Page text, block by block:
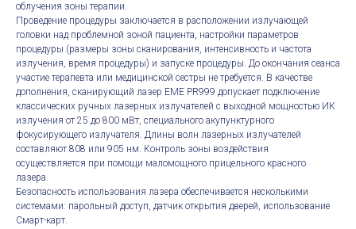
облучения зоны терапии.
Проведение процедуры заключается в расположении излучающей
головки над проблемной зоной пациента, настройки параметров
процедуры (размеры зоны сканирования, интенсивность и частота
излучения, время процедуры) и запуске процедуры. До окончания сеанса
участие терапевта или медицинской сестры не требуется. В качестве
дополнения, сканирующий лазер EME PR999 допускает подключение
классических ручных лазерных излучателей с выходной мощностью ИК
излучения от 25 до 800 мВт, специального акупунктурного
фокусирующего излучателя. Длины волн лазерных излучателей
составляют 808 или 905 нм. Контроль зоны воздействия
осуществляется при помощи маломощного прицельного красного
лазера.
Безопасность использования лазера обеспечивается несколькими
системами: парольный доступ, датчик открытия дверей, использование
Смарт-карт.